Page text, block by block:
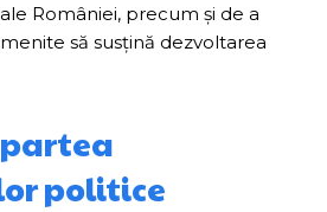
României, precum și de a
să susțină dezvoltarea
politice